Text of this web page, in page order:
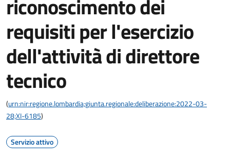
riconoscimento dei
requisiti per l'esercizio
dell'attività di direttore
tecnico
(urn:nir:regione.lombardia;giunta.regionale:deliberazione:2022-03-
28;XI-6185)
Servizio attivo